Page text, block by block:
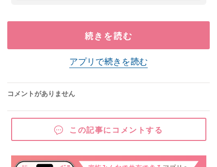
続きを読む
アプリで続きを読む
コメントがありません
この記事にコメントする